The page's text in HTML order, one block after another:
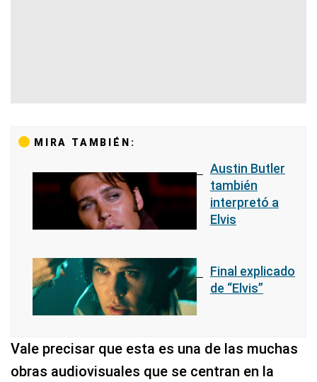
MIRA TAMBIÉN:
Austin Butler
también
interpretó a
Elvis
Final explicado
de “Elvis”
Vale precisar que esta es una de las muchas
obras audiovisuales que se centran en la